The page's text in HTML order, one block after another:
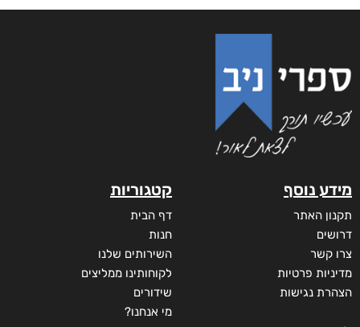
מידע נוסף
תקנון האתר
דרושים
צרו קשר
מדיניות פרטיות
הצהרת נגישות
קטגוריות
דף הבית
חנות
השירותים שלנו
לקוחותינו ממליצים
שידורים
מי אנחנו?